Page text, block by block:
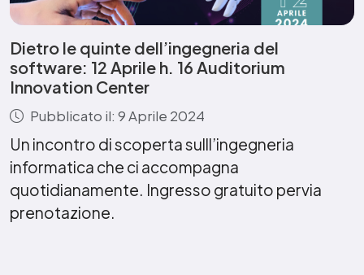
Dietro le quinte dell’ingegneria del
software: 12 Aprile h. 16 Auditorium
Innovation Center
Pubblicato il: 9 Aprile 2024
Un incontro di scoperta sulll’ingegneria
informatica che ci accompagna
quotidianamente. Ingresso gratuito pervia
prenotazione.